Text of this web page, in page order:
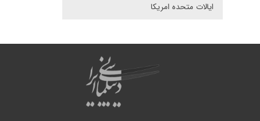
ایالات متحده امریکا